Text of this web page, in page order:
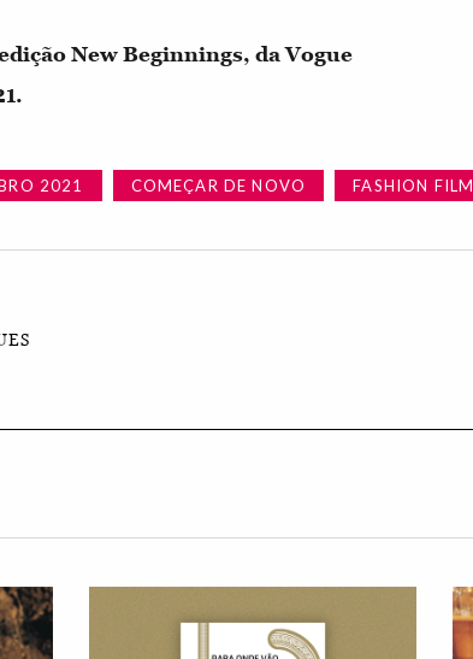
New Beginnings, da Vogue
2021 COMEÇAR DE NOVO FASHION FILM